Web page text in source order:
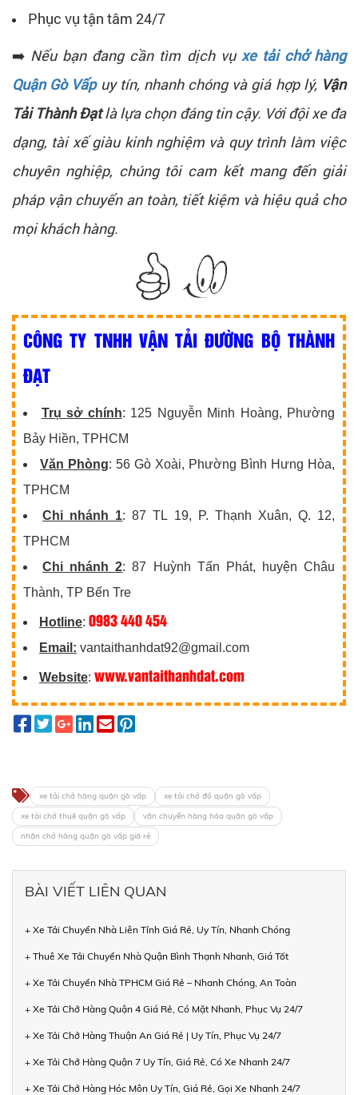
Phục vụ tận tâm 24/7
➡️ Nếu bạn đang cần tìm dịch vụ xe tải chở hàng
Quận Gò Vấpuy tín, nhanh chóng và giá hợp lý, Vận
Tải Thành Đạtlà lựa chọn đáng tin cậy. Với đội xe đa
dạng, tài xế giàu kinh nghiệm và quy trình làm việc
chuyên nghiệp, chúng tôi cam kết mang đến giải
pháp vận chuyển an toàn, tiết kiệm và hiệu quả cho
mọi khách hàng.
CÔNG TY TNHH VẬN TẢI ĐƯỜNG BỘ THÀNH
ĐẠT
Trụ sở chính: 125 Nguyễn Minh Hoàng, Phường
Bảy Hiền, TPHCM
Văn Phòng: 56 Gò Xoài, Phường Bình Hưng Hòa,
TPHCM
Chi nhánh 1: 87 TL 19, P. Thạnh Xuân, Q. 12,
TPHCM
Chi nhánh 2: 87 Huỳnh Tấn Phát, huyện Châu
Thành, TP Bến Tre
Hotline: 0983 440 454
Email: vantaithanhdat92@gmail.com
Website: www.vantaithanhdat.com
xe tải chở hàng quận gò vấp
xe tải chở đồ quận gò vấp
xe tải chở thuê quận gò vấp
vận chuyển hàng hóa quận gò vấp
nhận chở hàng quận gò vấp giá rẻ
BÀI VIẾT LIÊN QUAN
+ Xe Tải Chuyển Nhà Liên Tỉnh Giá Rẻ, Uy Tín, Nhanh Chóng
+ Thuê Xe Tải Chuyển Nhà Quận Bình Thạnh Nhanh, Giá Tốt
+ Xe Tải Chuyển Nhà TPHCM Giá Rẻ – Nhanh Chóng, An Toàn
+ Xe Tải Chở Hàng Quận 4 Giá Rẻ, Có Mặt Nhanh, Phục Vụ 24/7
+ Xe Tải Chở Hàng Thuận An Giá Rẻ | Uy Tín, Phục Vụ 24/7
+ Xe Tải Chở Hàng Quận 7 Uy Tín, Giá Rẻ, Có Xe Nhanh 24/7
+ Xe Tải Chở Hàng Hóc Môn Uy Tín, Giá Rẻ, Gọi Xe Nhanh 24/7